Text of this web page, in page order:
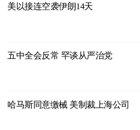
美以接连空袭伊朗14天
五中全会反常 罕谈从严治党
哈马斯同意缴械 美制裁上海公司